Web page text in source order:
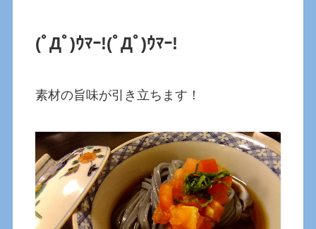
(ﾟДﾟ)ｳﾏｰ!(ﾟДﾟ)ｳﾏｰ!
素材の旨味が引き立ちます！